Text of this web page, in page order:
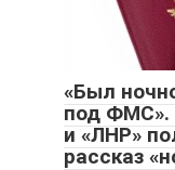
«Был
под ФМС».
и «ЛНР»
рассказ